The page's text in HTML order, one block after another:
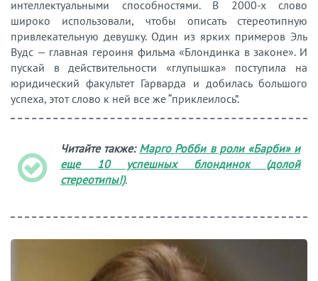
интеллектуальными способностями. В 2000-х слово
широко использовали, чтобы описать стереотипную
привлекательную девушку. Один из ярких примеров Эль
Вудс — главная героиня фильма «Блондинка в законе». И
пускай в действительности «глупышка» поступила на
юридический факультет Гарварда и добилась большого
успеха, этот слово к ней все же “приклеилось”.
Читайте также: Марго Робби в роли «Барби» и
еще 10 успешных блондинок (долой
стереотипы!).